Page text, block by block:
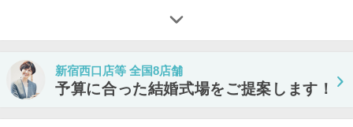
新宿西口店等 全国8店舗
予算に合った結婚式場をご提案します！